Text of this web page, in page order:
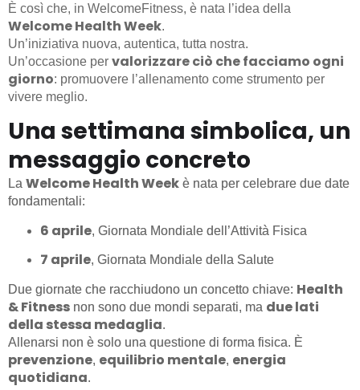
È così che, in WelcomeFitness, è nata l’idea della
Welcome Health Week.
Un’iniziativa nuova, autentica, tutta nostra.
Un’occasione per valorizzare ciò che facciamo ogni
giorno: promuovere l’allenamento come strumento per
vivere meglio.
Una settimana simbolica, un
messaggio concreto
La Welcome Health Week è nata per celebrare due date
fondamentali:
6 aprile, Giornata Mondiale dell’Attività Fisica
7 aprile, Giornata Mondiale della Salute
Due giornate che racchiudono un concetto chiave: Health
& Fitness non sono due mondi separati, ma due lati
della stessa medaglia.
Allenarsi non è solo una questione di forma fisica. È
prevenzione, equilibrio mentale, energia
quotidiana.